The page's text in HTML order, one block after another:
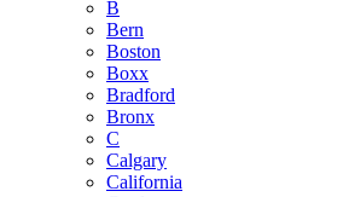
B
Bern
Boston
Boxx
Bradford
Bronx
C
Calgary
California